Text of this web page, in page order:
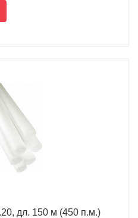
дл. 150 м (450 п.м.)